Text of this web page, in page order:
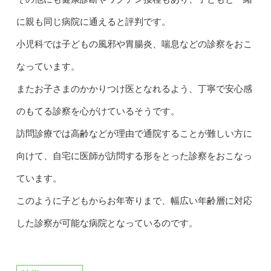
に親も同じ病院に通えると評判です。
小児科では子どもの風邪や胃腸炎、喘息などの診察をおこ
なっています。
またお子さまのかかりつけ医となれるよう、丁寧で安心感
のもてる診察を心がけているそうです。
訪問診療では高齢などが理由で通院することが難しい方に
向けて、自宅に医師が訪問する形をとった診察をおこなっ
ています。
このように子どもからお年寄りまで、幅広い年齢層に対応
した診察が可能な病院となっているのです。